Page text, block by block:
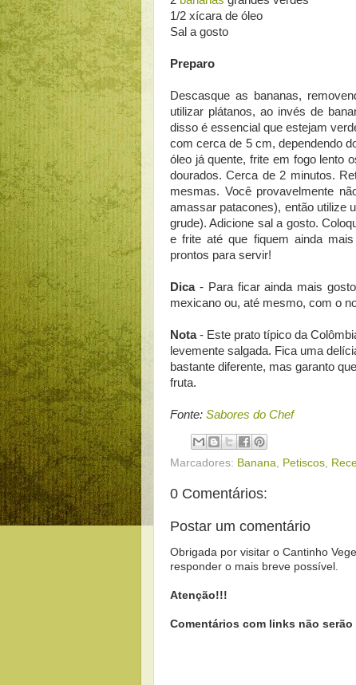
1/2 xícara de óleo
Sal a gosto
Preparo
Descasque as bananas,
utilizar plátanos, ao invés de
disso é essencial que estejam
com cerca de 5 cm, dependendo
óleo já quente, frite em fogo lento
dourados. Cerca de 2 minutos.
mesmas. Você provavelmente
amassar patacones), então utilize
grude). Adicione sal a gosto.
e frite até que fiquem ainda
prontos para servir!
Dica- Para ficar ainda mais
mexicano ou, até mesmo, com o
Nota- Este prato típico da
levemente salgada. Fica uma
bastante diferente, mas garanto
fruta.
Fonte: Sabores do Chef
Marcadores: Banana Petiscos
0 Comentários:
Postar um comentário
Obrigada por visitar o Cantinho
responder o mais breve possível.
Atenção!!!
Comentários com links não serão